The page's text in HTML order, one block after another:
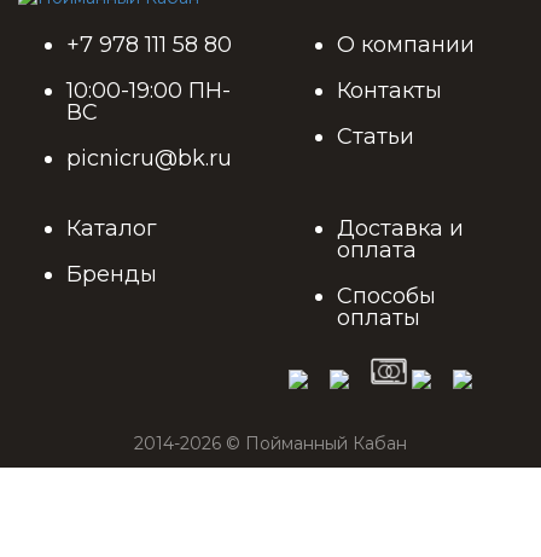
+7 978 111 58 80
10:00-19:00 ПН-
ВС
picnicru@bk.ru
О компании
Контакты
Статьи
Каталог
Бренды
Доставка и
оплата
Способы
оплаты
2014-2026 © Пойманный Кабан